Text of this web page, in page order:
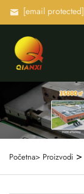
[email protected]
Početna> Proizvodi >